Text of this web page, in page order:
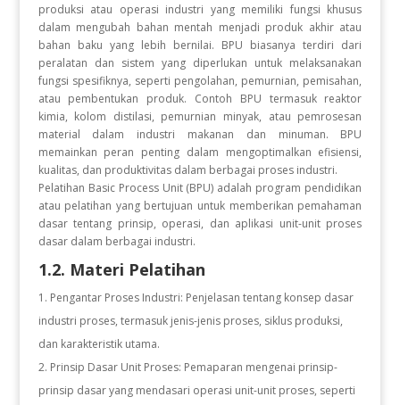
produksi atau operasi industri yang memiliki fungsi khusus
dalam mengubah bahan mentah menjadi produk akhir atau
bahan baku yang lebih bernilai. BPU biasanya terdiri dari
peralatan dan sistem yang diperlukan untuk melaksanakan
fungsi spesifiknya, seperti pengolahan, pemurnian, pemisahan,
atau pembentukan produk. Contoh BPU termasuk reaktor
kimia, kolom distilasi, pemurnian minyak, atau pemrosesan
material dalam industri makanan dan minuman. BPU
memainkan peran penting dalam mengoptimalkan efisiensi,
kualitas, dan produktivitas dalam berbagai proses industri.
Pelatihan Basic Process Unit (BPU) adalah program pendidikan
atau pelatihan yang bertujuan untuk memberikan pemahaman
dasar tentang prinsip, operasi, dan aplikasi unit-unit proses
dasar dalam berbagai industri.
1.2. Materi Pelatihan
Pengantar Proses Industri: Penjelasan tentang konsep dasar
industri proses, termasuk jenis-jenis proses, siklus produksi,
dan karakteristik utama.
Prinsip Dasar Unit Proses: Pemaparan mengenai prinsip-
prinsip dasar yang mendasari operasi unit-unit proses, seperti